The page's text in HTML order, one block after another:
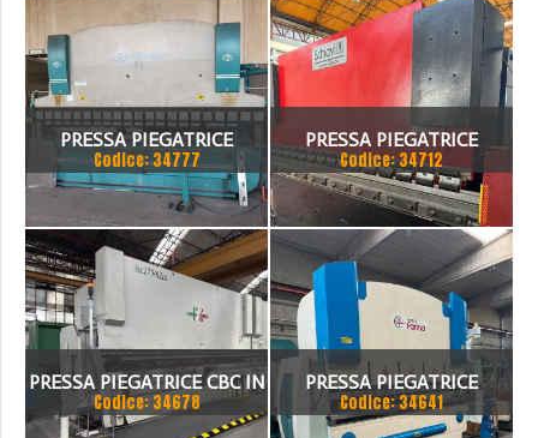
PRESSA PIEGATRICE
VIMERCATI 80X4175
Codice: 34777
PRESSA PIEGATRICE
SCHIAVI 6 ASSI 3000 X 100
TON
Codice: 34712
PRESSA PIEGATRICE CBC IN
TANDEM
Codice: 34678
PRESSA PIEGATRICE
FARINA 3000 X 130 TON
Codice: 34641